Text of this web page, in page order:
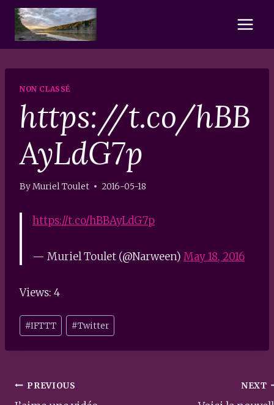
Skip
content
NON CLASSÉ
https://t.co/hBB
AyLdG7p
ByMuriel Toulet 2016-05-18
https://t.co/hBBAyLdG7p
— Muriel Toulet (@Narween) May 18, 2016
Views: 4
Post
Tags:
#IFTTT #Twitter
Post
PREVIOUS NEXT